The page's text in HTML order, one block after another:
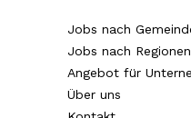
Jobs nach
Jobs nach Regionen
Angebot für
Über uns